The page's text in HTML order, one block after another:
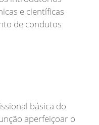
e científicas
de condutos
básica do
aperfeiçoar o